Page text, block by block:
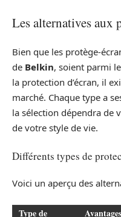
Les alternatives aux
Bien que les protège-
de Belkin, soient parmi
la protection d’écran, il
marché. Chaque type a
la sélection dépendra de
de votre style de vie.
Différents types de
Voici un aperçu des
Type de Avantages